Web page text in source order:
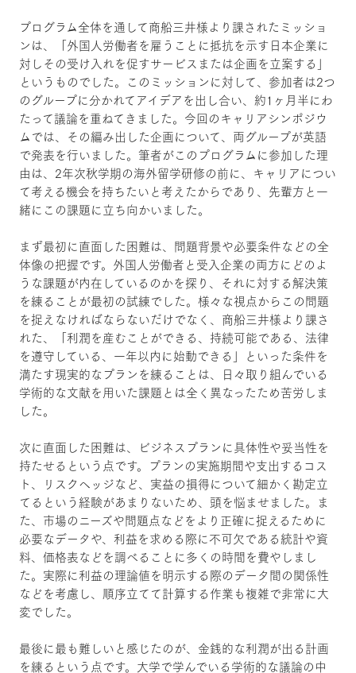
プログラム全体を通して商船三井様より課されたミッショ
ンは、「外国人労働者を雇うことに抵抗を示す日本企業に
対しその受け入れを促すサービスまたは企画を立案する」
というものでした。このミッションに対して、参加者は2つ
のグループに分かれてアイデアを出し合い、約1ヶ月半にわ
たって議論を重ねてきました。今回のキャリアシンポジウ
ムでは、その編み出した企画について、両グループが英語
で発表を行いました。筆者がこのプログラムに参加した理
由は、2年次秋学期の海外留学研修の前に、キャリアについ
て考える機会を持ちたいと考えたからであり、先輩方と一
緒にこの課題に立ち向かいました。
まず最初に直面した困難は、問題背景や必要条件などの全
体像の把握です。外国人労働者と受入企業の両方にどのよ
うな課題が内在しているのかを探り、それに対する解決策
を練ることが最初の試練でした。様々な視点からこの問題
を捉えなければならないだけでなく、商船三井様より課さ
れた、「利潤を産むことができる、持続可能である、法律
を遵守している、一年以内に始動できる」といった条件を
満たす現実的なプランを練ることは、日々取り組んでいる
学術的な文献を用いた課題とは全く異なったため苦労しま
した。
次に直面した困難は、ビジネスプランに具体性や妥当性を
持たせるという点です。プランの実施期間や支出するコス
ト、リスクヘッジなど、実益の損得について細かく勘定立
てるという経験があまりないため、頭を悩ませました。ま
た、市場のニーズや問題点などをより正確に捉えるために
必要なデータや、利益を求める際に不可欠である統計や資
料、価格表などを調べることに多くの時間を費やしまし
た。実際に利益の理論値を明示する際のデータ間の関係性
などを考慮し、順序立てて計算する作業も複雑で非常に大
変でした。
最後に最も難しいと感じたのが、金銭的な利潤が出る計画
を練るという点です。大学で学んでいる学術的な議論の中